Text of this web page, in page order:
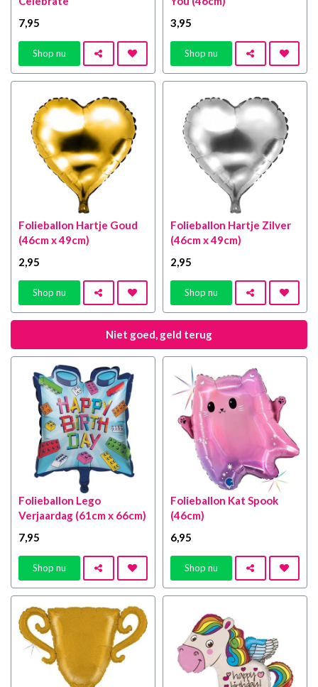
7 ,95
Shop nu
3 ,95
Shop nu
Folieballon Hartje Goud
(46cm x 49cm)
2 ,95
Shop nu
Folieballon Hartje Zilver
(46cm x 49cm)
2 ,95
Shop nu
Niet goed, geld terug
Folieballon Lego
Verjaardag (61cm x 66cm)
7 ,95
Shop nu
Folieballon Kat Spook
(46cm)
6 ,95
Shop nu